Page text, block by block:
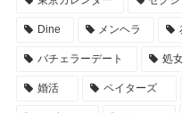
Dine メンヘラ
バチェラーデート 処
婚活 ペイターズ